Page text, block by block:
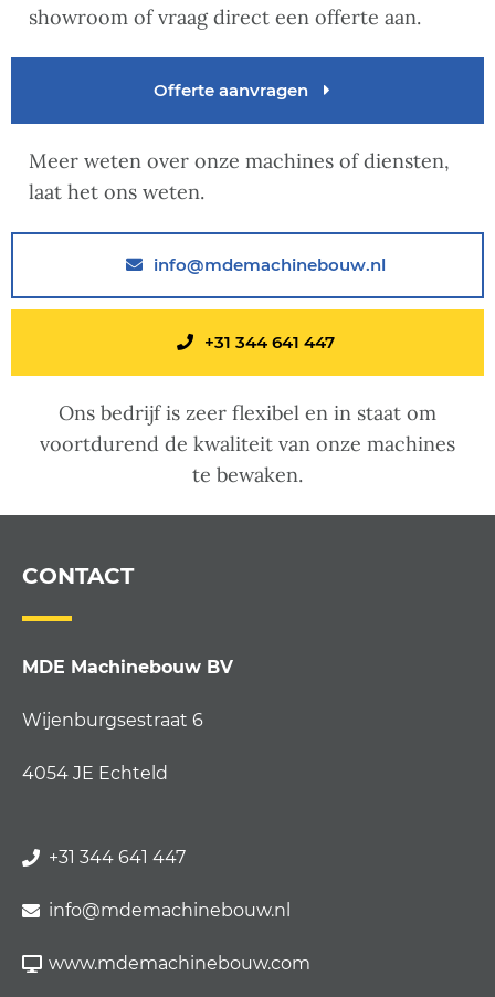
showroom of vraag direct een offerte aan.
Offerte aanvragen
Meer weten over onze machines of diensten,
laat het ons weten.
info@mdemachinebouw.nl
+31 344 641 447
Ons bedrijf is zeer flexibel en in staat om
voortdurend de kwaliteit van onze machines
te bewaken.
CONTACT
MDE Machinebouw BV
Wijenburgsestraat 6
4054 JE Echteld
+31 344 641 447
info@mdemachinebouw.nl
www.mdemachinebouw.com